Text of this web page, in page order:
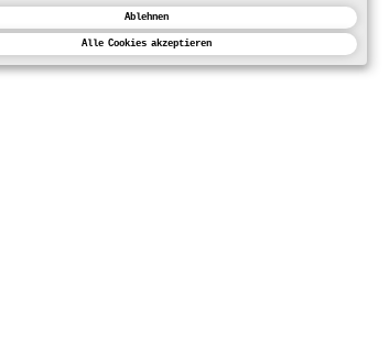
Ablehnen
Alle Cookies akzeptieren